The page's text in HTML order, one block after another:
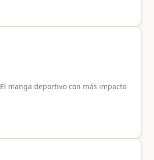
manga deportivo con más impacto